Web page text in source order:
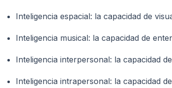
Inteligencia espacial: la capacidad de
Inteligencia musical: la capacidad de
Inteligencia interpersonal: la capacidad
Inteligencia intrapersonal: la capacidad